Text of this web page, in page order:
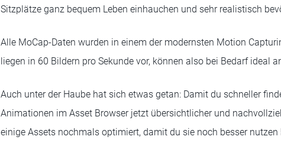
Sitzplätze ganz bequem Leben einhauchen und sehr realistisch
Alle MoCap-Daten wurden in einem der modernsten Motion
liegen in 60 Bildern pro Sekunde vor, können also bei Bedarf ideal
Auch unter der Haube hat sich etwas getan: Damit du schneller
Animationen im Asset Browser jetzt übersichtlicher und
einige Assets nochmals optimiert, damit du sie noch besser nutzen